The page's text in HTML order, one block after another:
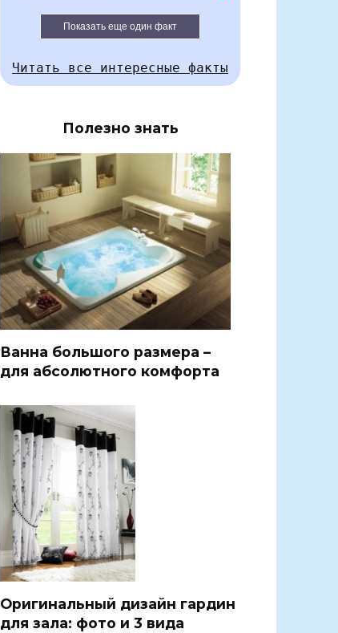
Показать еще один факт
Читать все интересные факты
Полезно знать
Ванна большого размера –
для абсолютного комфорта
Оригинальный дизайн гардин
для зала: фото и 3 вида